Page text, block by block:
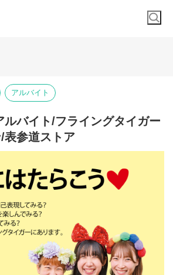
アルバイト
ルバイト/フライングタイガー
表参道ストア